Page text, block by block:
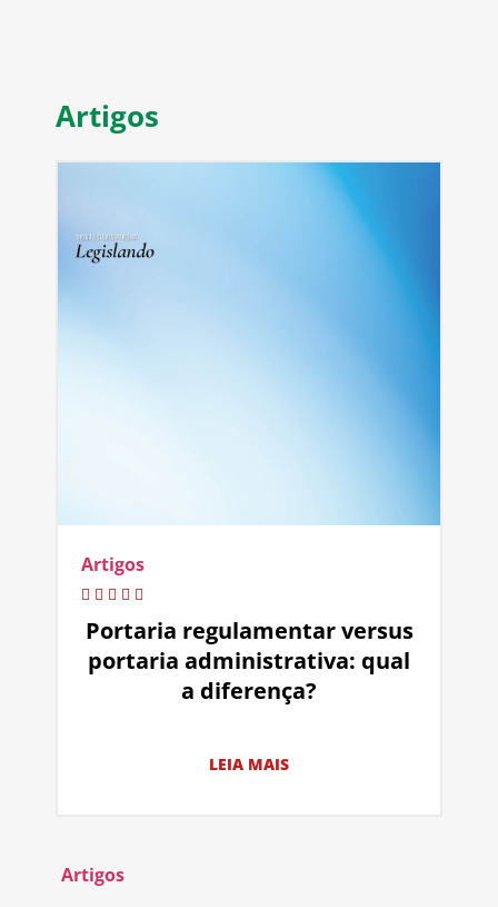
Artigos
Artigos
Portaria regulamentar versus
portaria administrativa: qual
a diferença?
LEIA MAIS
Artigos